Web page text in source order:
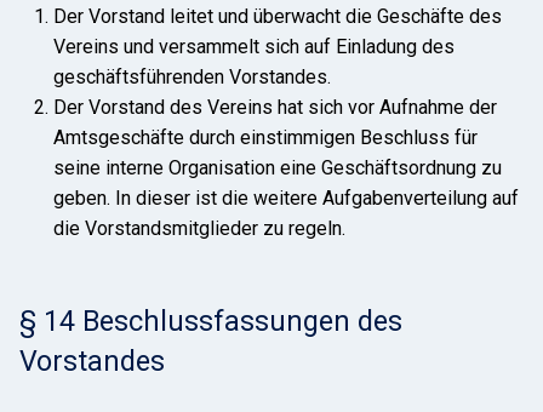
Der Vorstand leitet und überwacht die Geschäfte des
Vereins und versammelt sich auf Einladung des
geschäftsführenden Vorstandes.
Der Vorstand des Vereins hat sich vor Aufnahme der
Amtsgeschäfte durch einstimmigen Beschluss für
seine interne Organisation eine Geschäftsordnung zu
geben. In dieser ist die weitere Aufgabenverteilung auf
die Vorstandsmitglieder zu regeln.
§ 14 Beschlussfassungen des
Vorstandes